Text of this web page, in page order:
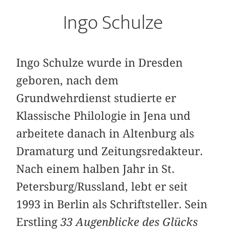
Ingo Schulze
Ingo Schulze wurde in Dresden
geboren, nach dem
Grundwehrdienst studierte er
Klassische Philologie in Jena und
arbeitete danach in Altenburg als
Dramaturg und Zeitungsredakteur.
Nach einem halben Jahr in St.
Petersburg/Russland, lebt er seit
1993 in Berlin als Schriftsteller. Sein
Erstling33 Augenblicke des Glücks